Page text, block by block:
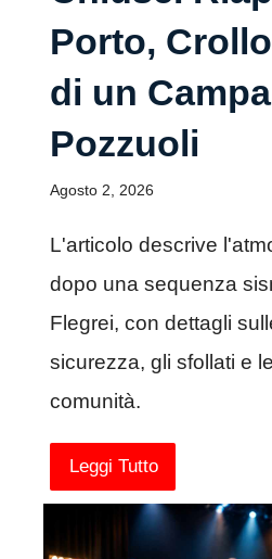
Porto,
di un
Pozzuoli
Agosto 2, 2026
L'articolo descrive
dopo una sequenza
Flegrei, con dettagli
sicurezza, gli sfollati e
comunità.
Leggi Tutto